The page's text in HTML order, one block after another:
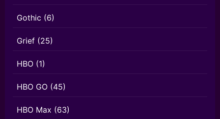
Gothic (6)
Grief (25)
HBO (1)
HBO GO (45)
HBO Max (63)